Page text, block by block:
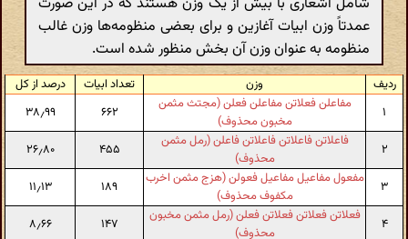
عمدتاً وزن ابیات آغازین و برای بعضی منظومه‌ها وزن غالب
منظومه به عنوان وزن آن بخش منظور شده است.
ردیف وزن تعداد ابیات
درصد از کل
۱
مفاعلن فعلاتن مفاعلن فعلن (مجتث مثمن
مخبون محذوف)
۶۶۲ ۳۸٫۹۹
۲
فاعلاتن فاعلاتن فاعلاتن فاعلن (رمل مثمن
محذوف)
۴۵۵ ۲۶٫۸۰
۳
مفعول مفاعیل مفاعیل فعولن (هزج مثمن اخرب
مکفوف محذوف)
۱۸۹ ۱۱٫۱۳
۴
فعلاتن فعلاتن فعلاتن فعلن (رمل مثمن مخبون
محذوف)
۱۴۷ ۸٫۶۶